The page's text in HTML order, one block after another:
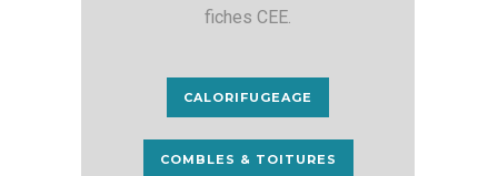
fiches CEE.
CALORIFUGEAGE
COMBLES & TOITURES